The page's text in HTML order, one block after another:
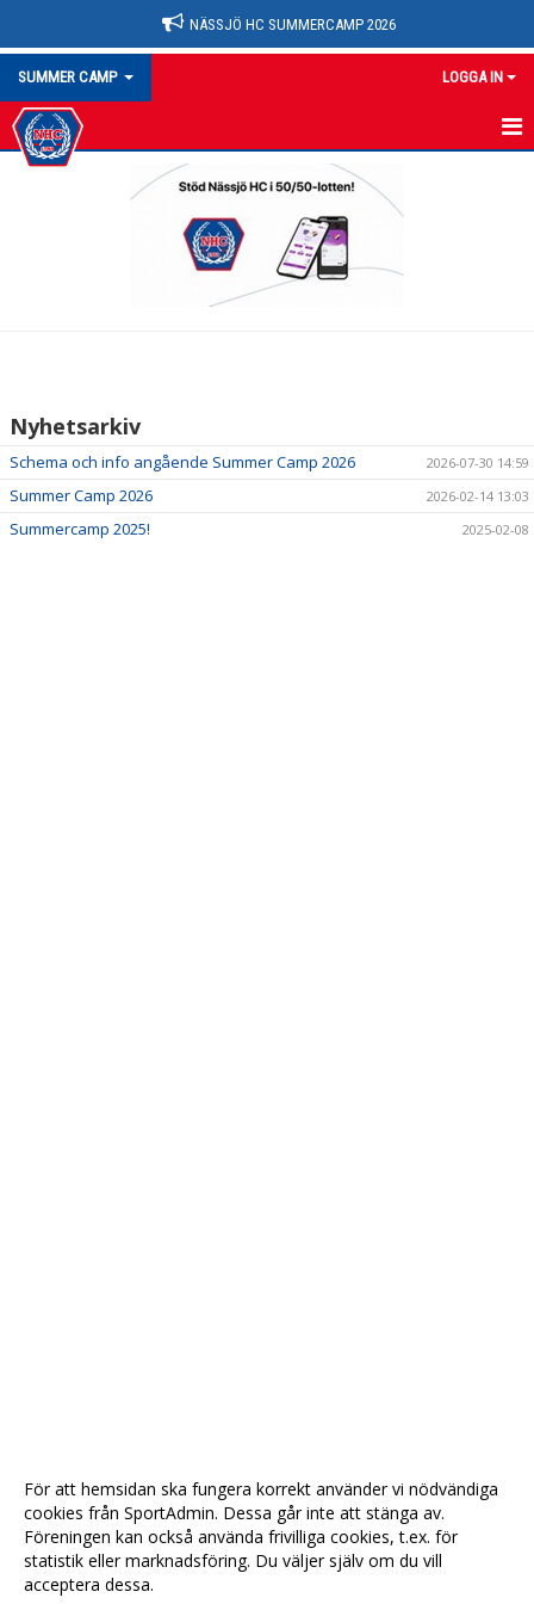
NÄSSJÖ HC SUMMERCAMP 2026
SUMMER CAMP LOGGA IN
SUMMERCAMP
Nyhetsarkiv
Schema och info angående Summer Camp 2026 2026-07-30 14:59
Summer Camp 2026 2026-02-14 13:03
Summercamp 2025! 2025-02-08
För att hemsidan ska fungera korrekt använder vi nödvändiga
cookies från SportAdmin. Dessa går inte att stänga av.
Föreningen kan också använda frivilliga cookies, t.ex. för
statistik eller marknadsföring. Du väljer själv om du vill
acceptera dessa.